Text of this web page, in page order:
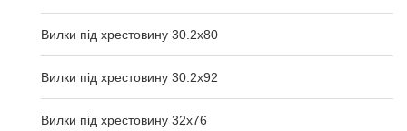
Вилки під хрестовину 30.2x80
Вилки під хрестовину 30.2x92
Вилки під хрестовину 32x76